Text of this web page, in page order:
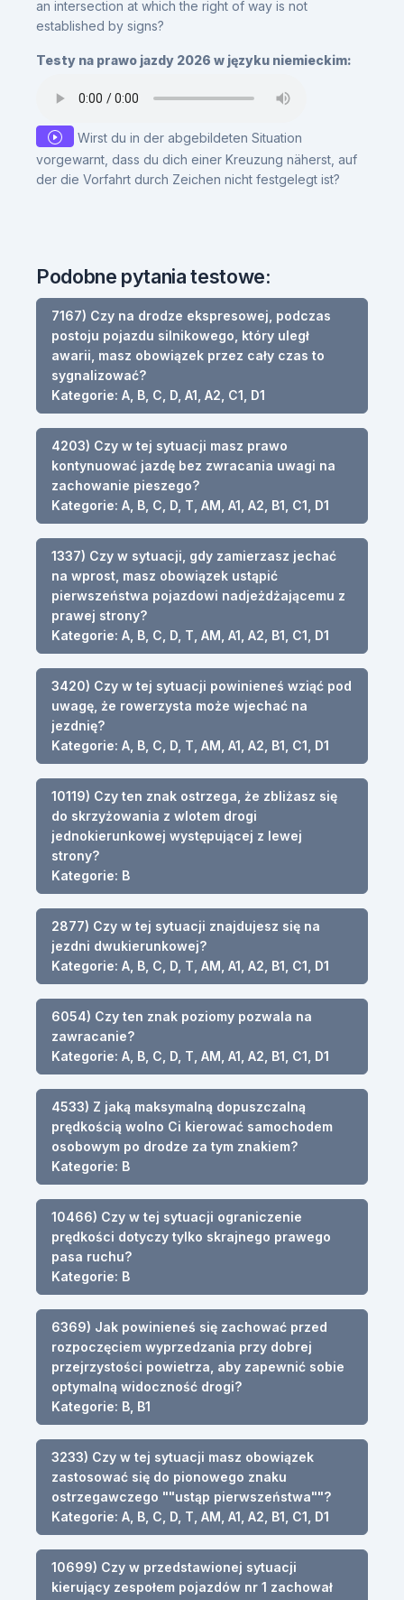
an intersection at which the right of way is not
established by signs?
Testy na prawo jazdy 2026 w języku niemieckim:
Wirst du in der abgebildeten Situation
vorgewarnt, dass du dich einer Kreuzung näherst, auf
der die Vorfahrt durch Zeichen nicht festgelegt ist?
Podobne pytania testowe:
7167) Czy na drodze ekspresowej, podczas
postoju pojazdu silnikowego, który uległ
awarii, masz obowiązek przez cały czas to
sygnalizować?
Kategorie: A, B, C, D, A1, A2, C1, D1
4203) Czy w tej sytuacji masz prawo
kontynuować jazdę bez zwracania uwagi na
zachowanie pieszego?
Kategorie: A, B, C, D, T, AM, A1, A2, B1, C1, D1
1337) Czy w sytuacji, gdy zamierzasz jechać
na wprost, masz obowiązek ustąpić
pierwszeństwa pojazdowi nadjeżdżającemu z
prawej strony?
Kategorie: A, B, C, D, T, AM, A1, A2, B1, C1, D1
3420) Czy w tej sytuacji powinieneś wziąć pod
uwagę, że rowerzysta może wjechać na
jezdnię?
Kategorie: A, B, C, D, T, AM, A1, A2, B1, C1, D1
10119) Czy ten znak ostrzega, że zbliżasz się
do skrzyżowania z wlotem drogi
jednokierunkowej występującej z lewej
strony?
Kategorie: B
2877) Czy w tej sytuacji znajdujesz się na
jezdni dwukierunkowej?
Kategorie: A, B, C, D, T, AM, A1, A2, B1, C1, D1
6054) Czy ten znak poziomy pozwala na
zawracanie?
Kategorie: A, B, C, D, T, AM, A1, A2, B1, C1, D1
4533) Z jaką maksymalną dopuszczalną
prędkością wolno Ci kierować samochodem
osobowym po drodze za tym znakiem?
Kategorie: B
10466) Czy w tej sytuacji ograniczenie
prędkości dotyczy tylko skrajnego prawego
pasa ruchu?
Kategorie: B
6369) Jak powinieneś się zachować przed
rozpoczęciem wyprzedzania przy dobrej
przejrzystości powietrza, aby zapewnić sobie
optymalną widoczność drogi?
Kategorie: B, B1
3233) Czy w tej sytuacji masz obowiązek
zastosować się do pionowego znaku
ostrzegawczego ""ustąp pierwszeństwa""?
Kategorie: A, B, C, D, T, AM, A1, A2, B1, C1, D1
10699) Czy w przedstawionej sytuacji
kierujący zespołem pojazdów nr 1 zachował